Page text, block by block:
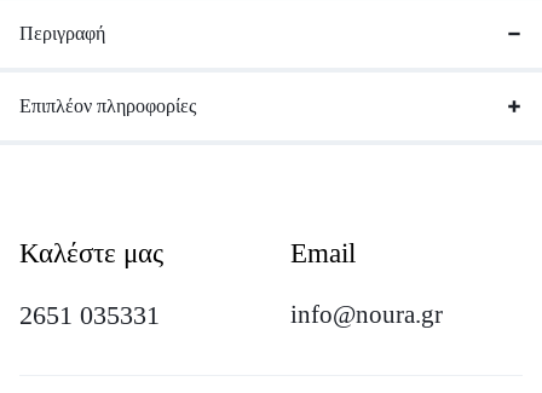
Περιγραφή
Επιπλέον πληροφορίες
Καλέστε μας
2651 035331
Email
info@noura.gr